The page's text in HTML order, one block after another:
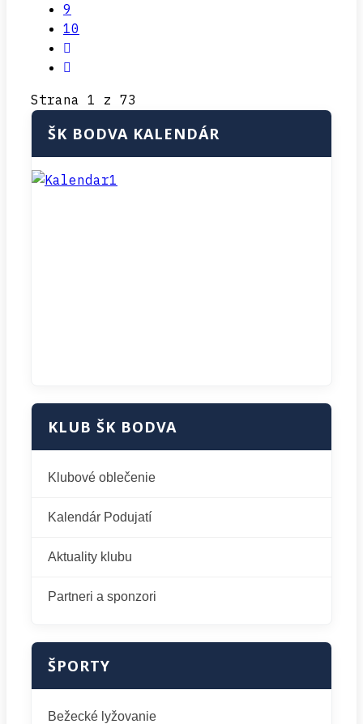
9
10
Strana 1 z 73
ŠK BODVA KALENDÁR
KLUB ŠK BODVA
Klubové oblečenie
Kalendár Podujatí
Aktuality klubu
Partneri a sponzori
ŠPORTY
Bežecké lyžovanie